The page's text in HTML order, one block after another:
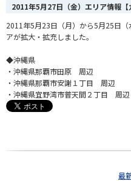
2011年5月27日（金）エリア情報【
2011年5月23日（月）から5月25日
アが拡大・拡充しました。
◆沖縄県
・沖縄県那覇市田原 周辺
・沖縄県那覇市安謝１丁目 周辺
・沖縄県宜野湾市普天間２丁目 周辺
最